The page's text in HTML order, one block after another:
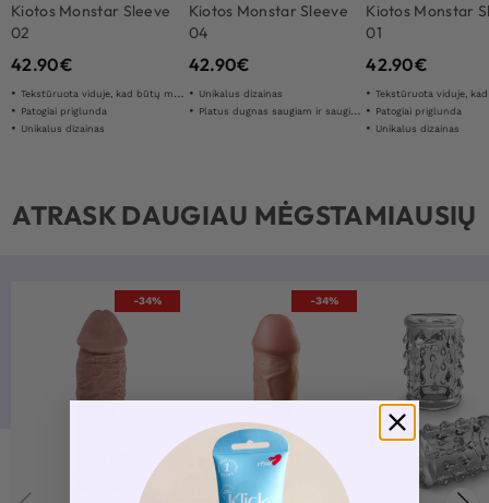
Kiotos Monstar Sleeve
02
42.90€
Tekstūruota viduje, kad būtų maksimali stimuliacija
Patogiai priglunda
Unikalus dizainas
Kiotos Monstar Sleeve
04
42.90€
Unikalus dizainas
Platus dugnas saugiam ir saugiam naudojimui
Kiotos Monstar
01
42.90€
Tekstūruota viduje, kad būtų
Patogiai priglunda
Unikalus dizainas
ATRASK DAUGIAU MĖGSTAMIAUSIŲ
-34% -34%